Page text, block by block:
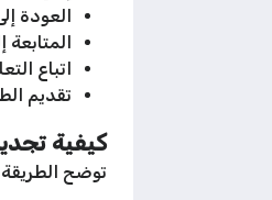
العودة
اتباع
تقديم
كيفية
توضح